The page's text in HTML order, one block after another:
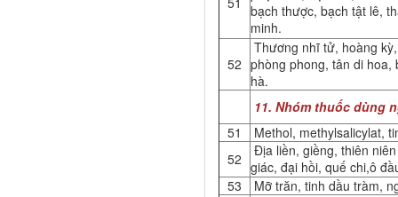
bạch thược, bạch tật lê,
minh.
52
Thương nhĩ tử, hoàng
phòng phong, tân di hoa,
hà.
11. Nhóm thuốc dùng
51
Methol, methylsalicylat,
52
Địa liền, giềng, thiên
giác, đại hồi, quế chi,ô
53
Mỡ trăn, tinh dầu tràm,